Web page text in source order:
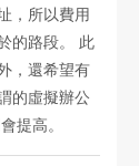
，所以費用
的路段。 此
，還希望有
的虛擬辦公
會提高。